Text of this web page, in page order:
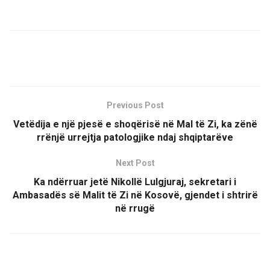
Previous Post
Vetëdija e një pjesë e shoqërisë në Mal të Zi, ka zënë
rrënjë urrejtja patologjike ndaj shqiptarëve
Next Post
Ka ndërruar jetë Nikollë Lulgjuraj, sekretari i
Ambasadës së Malit të Zi në Kosovë, gjendet i shtrirë
në rrugë